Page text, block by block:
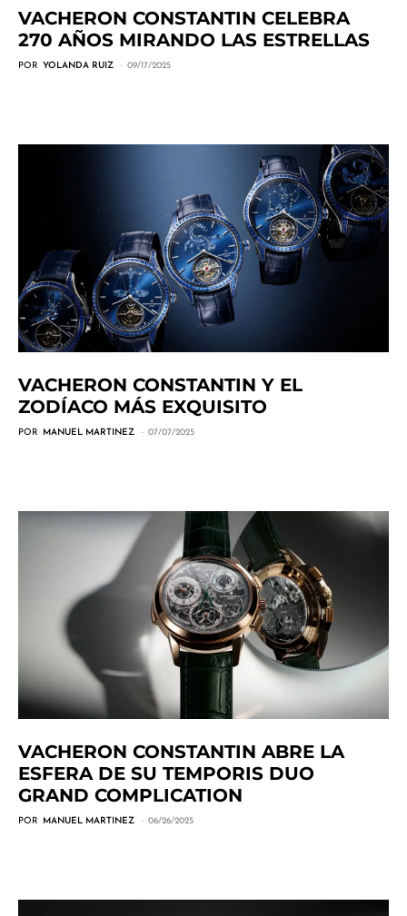
VACHERON CONSTANTIN CELEBRA
270 AÑOS MIRANDO LAS ESTRELLAS
POR YOLANDA RUIZ 09/17/2025
VACHERON CONSTANTIN Y EL
ZODÍACO MÁS EXQUISITO
POR MANUEL MARTINEZ 07/07/2025
VACHERON CONSTANTIN ABRE LA
ESFERA DE SU TEMPORIS DUO
GRAND COMPLICATION
POR MANUEL MARTINEZ 06/26/2025